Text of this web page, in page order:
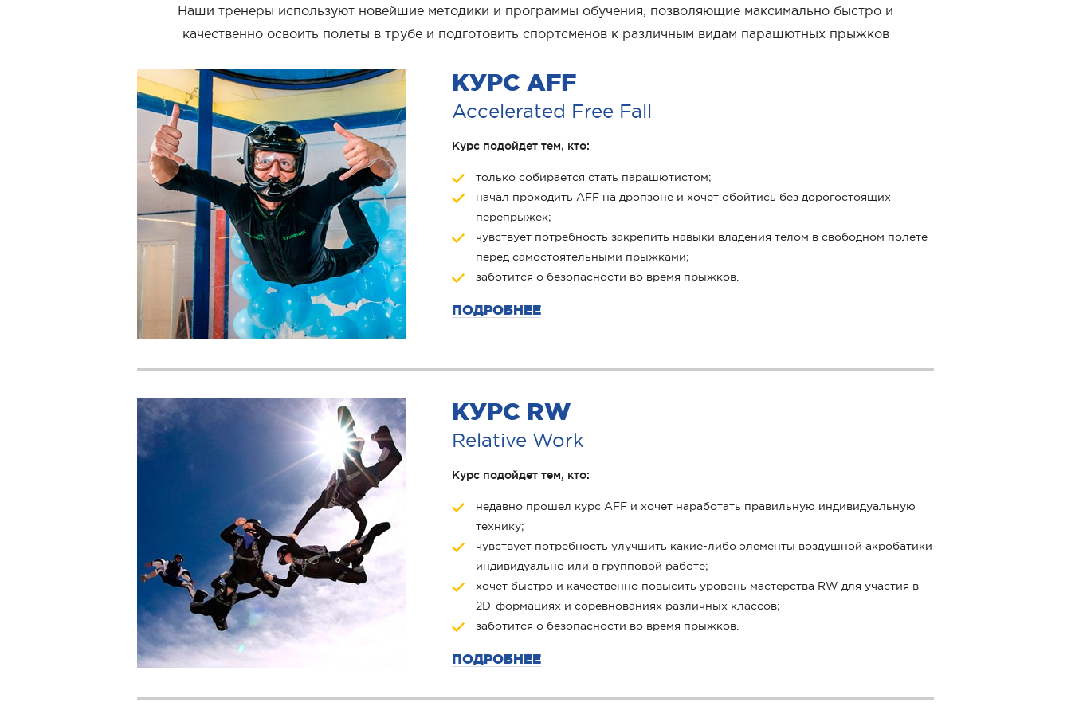
Наши тренеры используют новейшие методики и программы обучения, позволяющие максимально быстро и
качественно освоить полеты в трубе и подготовить спортсменов к различным видам парашютных прыжков
КУРС AFF
Accelerated Free Fall
Курс подойдет тем, кто:
только собирается стать парашютистом;
начал проходить AFF на дропзоне и хочет обойтись без дорогостоящих
перепрыжек;
чувствует потребность закрепить навыки владения телом в свободном полете
перед самостоятельными прыжками;
заботится о безопасности во время прыжков.
ПОДРОБНЕЕ
КУРС RW
Relative Work
Курс подойдет тем, кто:
недавно прошел курс AFF и хочет наработать правильную индивидуальную
технику;
чувствует потребность улучшить какие-либо элементы воздушной акробатики
индивидуально или в групповой работе;
хочет быстро и качественно повысить уровень мастерства RW для участия в
2D-формациях и соревнованиях различных классов;
заботится о безопасности во время прыжков.
ПОДРОБНЕЕ